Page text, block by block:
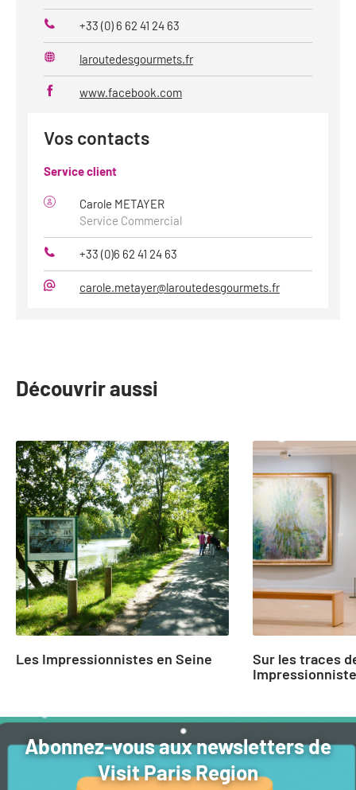
Téléphone
+33 (0) 6 62 41 24 63
Site
web
laroutedesgourmets.fr
www.facebook.com
Vos contacts
Service client
Carole METAYER
Service Commercial
Téléphone
+33 (0)6 62 41 24 63
carole.metayer@laroutedesgourmets.fr
Découvrir aussi
slide
1
to
2
of
15
Les Impressionnistes en Seine
Sur les traces
Abonnez-vous aux newsletters de
Visit Paris Region